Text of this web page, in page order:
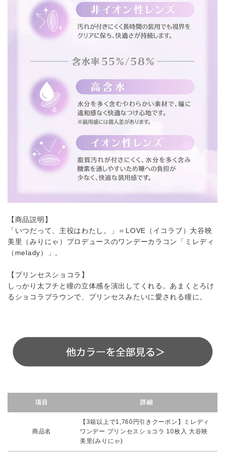
【商品説明】
「いつだって、主役はわたし。」＝LOVE（イコラブ）大谷映
美里（みりにゃ）プロデュースのワンデーカラコン「ミレディ
（melady）」。
【プリンセスショコラ】
しっかり太フチと瞳の立体感を演出してくれる。あまくとろけ
るショコラブラウンで、プリンセスみたいに愛される瞳に。
項目 詳細
商品名
【3箱以上で1,760円引きクーポン】ミレディ
ワンデー プリンセスショコラ 10枚入 大谷映
美里(みりにゃ)